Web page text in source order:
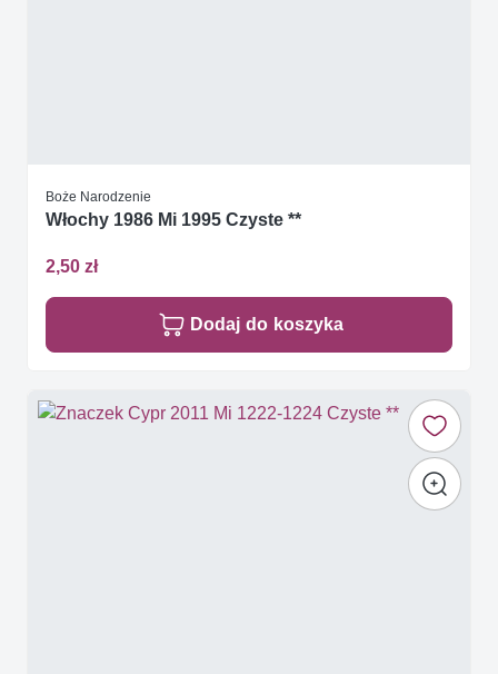
Boże Narodzenie
Włochy 1986 Mi 1995 Czyste **
2,50 zł
Dodaj do koszyka